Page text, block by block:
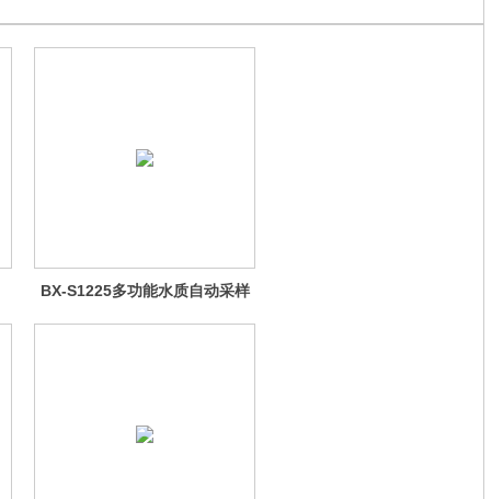
BX-S1225多功能水质自动采样